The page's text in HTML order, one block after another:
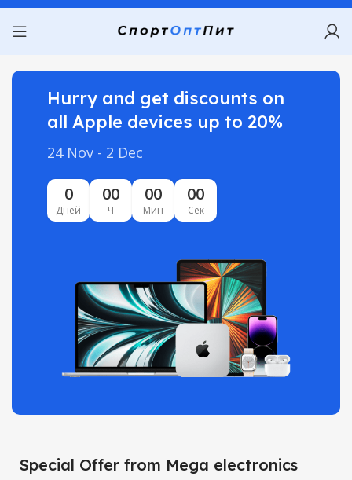
Hurry and get discounts on
all Apple devices up to 20%
24 Nov - 2 Dec
0
Дней
00
Ч
00
Мин
00
Сек
Special Offer from Mega electronics